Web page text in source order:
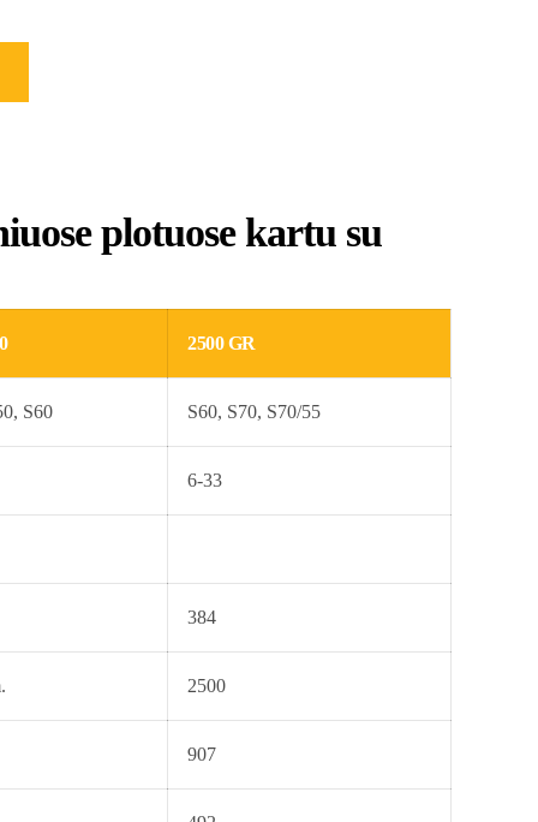
plotuose kartu su
2500 GR
S60 S60, S70, S70/55
6-33
384
2500
907